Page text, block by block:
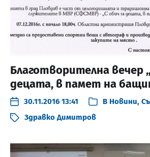
Благотворителна вечер
децата, в памет на
30.11.2016 13:41 В Новини,
Здравко Димитров